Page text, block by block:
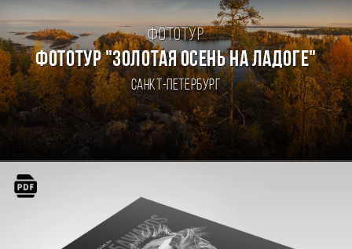
Фототур
ФОТОТУР "ЗОЛОТАЯ ОСЕНЬ НА ЛАДОГЕ"
Санкт-Петербург